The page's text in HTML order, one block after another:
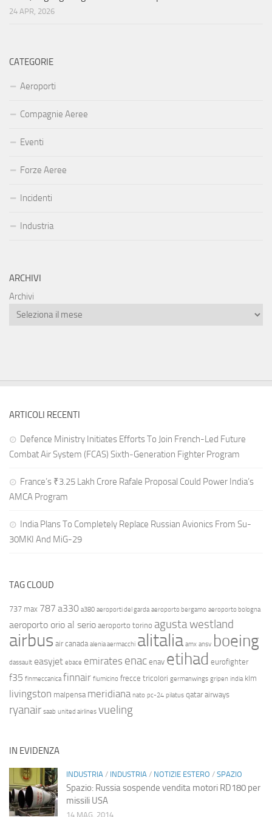
24 APR, 2026
CATEGORIE
Aeroporti
Compagnie Aeree
Eventi
Forze Aeree
Incidenti
Industria
ARCHIVI
Archivi
ARTICOLI RECENTI
Defence Ministry Initiates Efforts To Join French-Led Future
Combat Air System (FCAS) Sixth‑Generation Fighter Program
France’s ₹3.25 Lakh Crore Rafale Proposal Could Power India’s
AMCA Program
India Plans To Completely Replace Russian Avionics From Su-
30MKI And MiG-29
TAG CLOUD
737 max 787 a330 a380 aeroporti del garda aeroporto bergamo aeroporto bologna
aeroporto orio al serio aeroporto torino agusta westland
airbus air canada alenia aermacchi alitalia amx ansv boeing
dassault easyjet ebace emirates enac enav etihad eurofighter
f35 finmeccanica finnair fiumicino frecce tricolori germanwings gripen india klm
livingston malpensa meridiana nato pc-24 pilatus qatar airways
ryanair saab united airlines vueling
IN EVIDENZA
INDUSTRIA / INDUSTRIA / NOTIZIE ESTERO / SPAZIO
Spazio: Russia sospende vendita motori RD180 per
missili USA
14 MAG, 2014